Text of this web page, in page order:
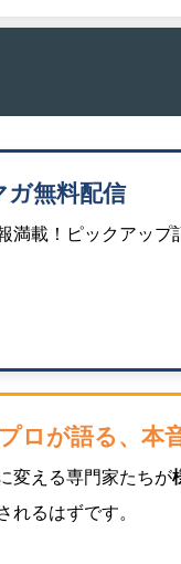
ガ無料配信
満載！ピックアップ
ロが語る、本
変える専門家たちが
れるはずです。